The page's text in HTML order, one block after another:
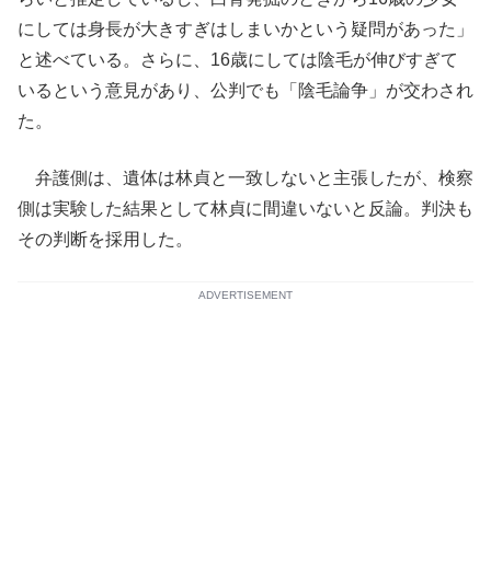
にしては身長が大きすぎはしまいかという疑問があった」
と述べている。さらに、16歳にしては陰毛が伸びすぎて
いるという意見があり、公判でも「陰毛論争」が交わされ
た。
弁護側は、遺体は林貞と一致しないと主張したが、検察
側は実験した結果として林貞に間違いないと反論。判決も
その判断を採用した。
ADVERTISEMENT